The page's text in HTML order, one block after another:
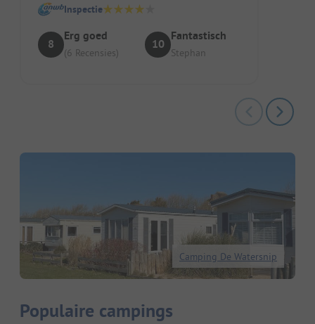
Inspectie
8
Erg goed
(6 Recensies)
10
Fantastisch
Stephan
Camping De Watersnip
Populaire campings